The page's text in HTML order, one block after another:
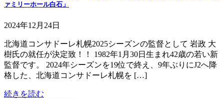
ァミリーホール白石」
2024年12月24日
北海道コンサドーレ札幌2025シーズンの監督として 岩政 大
樹氏の就任が決定致！！ 1982年1月30日生まれ42歳の若い新
監督です。 2024年シーズンを19位で終え、9年ぶりにJ2へ降
格した、北海道コンサドーレ札幌を […]
続きを読む